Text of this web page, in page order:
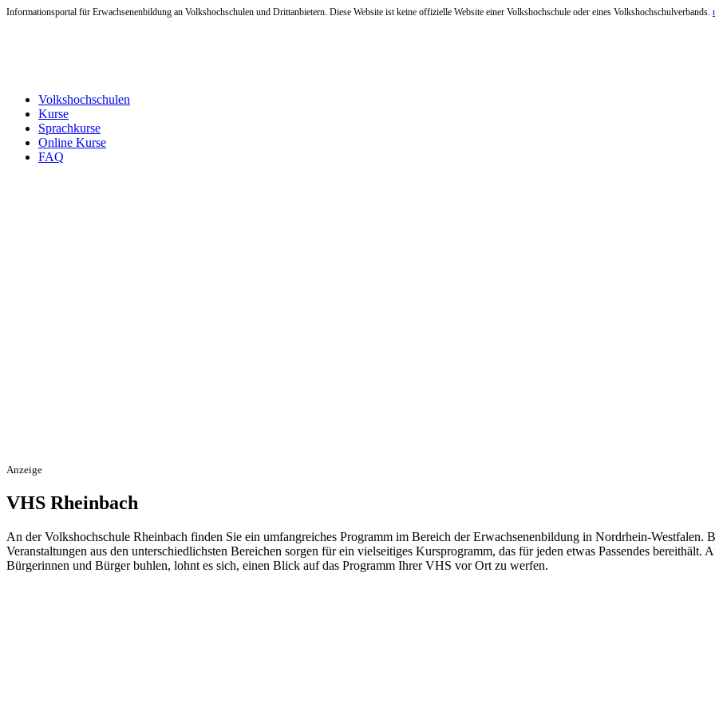
Informationsportal für Erwachsenenbildung an Volkshochschulen und Drittanbietern. Diese Website ist keine offizielle Website einer Volkshochschule oder eines Volkshochschulverbands.
Volkshochschulen
Kurse
Sprachkurse
Online Kurse
FAQ
Anzeige
VHS Rheinbach
An der Volkshochschule Rheinbach finden Sie ein umfangreiches Programm im Bereich der Erwachsenenbildung in Nordrhein-
Veranstaltungen aus den unterschiedlichsten Bereichen sorgen für ein vielseitiges Kursprogramm, das für jeden etwas Passendes
Bürgerinnen und Bürger buhlen, lohnt es sich, einen Blick auf das Programm Ihrer VHS vor Ort zu werfen.